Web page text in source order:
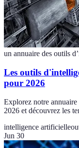
un annuaire des outils
Les outils
pour 2026
Explorez notre
2026 et découvrez les
intelligence artificielle
Jun 30